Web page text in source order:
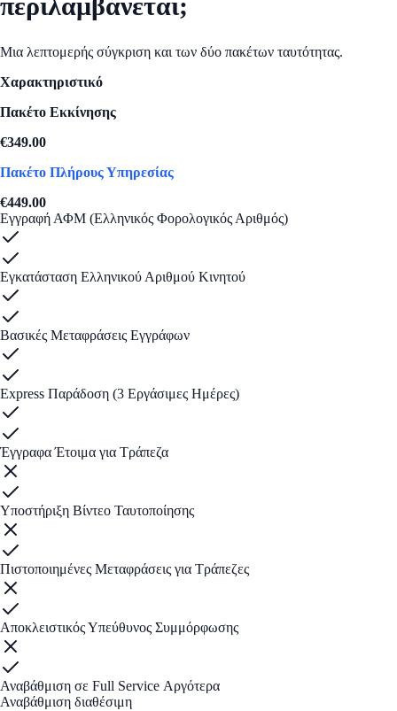
περιλαμβάνεται;
Μια λεπτομερής σύγκριση και των δύο πακέτων ταυτότητας.
Χαρακτηριστικό
Πακέτο Εκκίνησης
€349.00
Πακέτο Πλήρους Υπηρεσίας
€449.00
Εγγραφή ΑΦΜ (Ελληνικός Φορολογικός Αριθμός)
Εγκατάσταση Ελληνικού Αριθμού Κινητού
Βασικές Μεταφράσεις Εγγράφων
Express Παράδοση (3 Εργάσιμες Ημέρες)
Έγγραφα Έτοιμα για Τράπεζα
Υποστήριξη Βίντεο Ταυτοποίησης
Πιστοποιημένες Μεταφράσεις για Τράπεζες
Αποκλειστικός Υπεύθυνος Συμμόρφωσης
Αναβάθμιση σε Full Service Αργότερα
Αναβάθμιση διαθέσιμη